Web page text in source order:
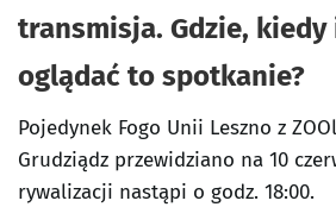
transmisja. Gdzie,
oglądać to spotkanie?
Pojedynek Fogo Unii Leszno z
Grudziądz przewidziano na 10
rywalizacji nastąpi o godz. 18:00.